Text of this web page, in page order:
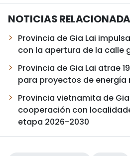
NOTICIAS
Provincia de Gia Lai
con la apertura de la calle
Provincia de Gia Lai atrae
para proyectos de energía
Provincia vietnamita de
cooperación con
etapa 2026-2030